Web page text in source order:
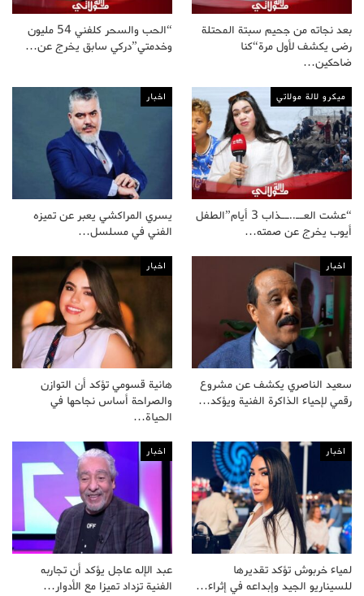
بعد نجاته من جحيم سبتة المحتلة
رضى يكشف لأول مرة“كنا
ضاحكين…
“الحب والسحر كلفني 54 مليون
وخدمتي”دركي سابق يخرج عن…
ميكرو لالة مولاتي
“عشت العــ..ــذاب 3 أيام”الطفل
أيوب يخرج عن صمته…
اخبار
يسري المراكشي يعبر عن تميزه
الفني في مسلسل…
اخبار
سعيد الناصري يكشف عن مشروع
رقمي لإحياء الذاكرة الفنية ويؤكد…
اخبار
هانية قسومي تؤكد أن التوازن
والصراحة أساس نجاحها في
الحياة…
اخبار
لمياء خربوش تؤكد تقديرها
للسيناريو الجيد وإبداعه في إثراء…
اخبار
عبد الإله عاجل يؤكد أن تجاربه
الفنية تزداد تميزا مع الأدوار…